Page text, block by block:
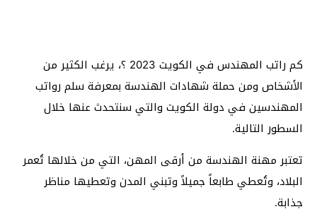
كم راتب المهندس في الكويت 2023 ؟، يرغب الكثير من
الأشخاص ومن حملة شهادات الهندسة بمعرفة سلم رواتب
المهندسين في دولة الكويت والتي سنتحدث عنها خلال
السطور التالية.
تعتبر مهنة الهندسة من أرقى المهن، التي من خلالها تُعمر
البلاد، وتُعطي طابعاً جميلاً وتبني المدن وتعطيها مناظر
جذابة.